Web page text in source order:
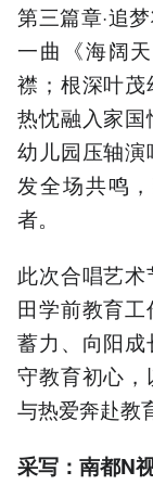
第三篇章·追
一曲《海阔
襟；根深叶
热忱融入家
幼儿园压轴
发全场共鸣
者。
此次合唱艺
田学前教育
蓄力、向阳
守教育初心
与热爱奔赴教
采写：南都N